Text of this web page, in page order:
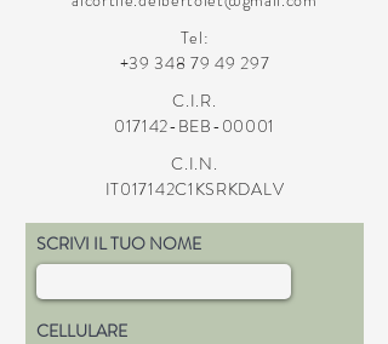
Tel:
+39 348 79 49 297
C.I.R.
017142-BEB-00001
C.I.N.
IT017142C1KSRKDALV
SCRIVI IL TUO NOME
CELLULARE